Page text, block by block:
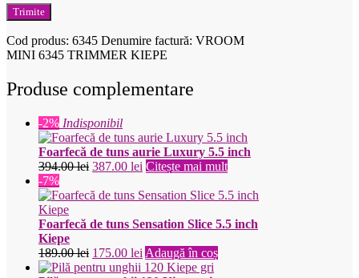
Cod produs: 6345 Denumire factură: VROOM
MINI 6345 TRIMMER KIEPE
Produse complementare
-2% Indisponibil
Foarfecă de tuns aurie Luxury 5.5 inch
394.00lei Prețul
a
394.00 lei.
387.00 lei Prețul
este:
Citește mai mult
-7%
Foarfecă de tuns Sensation Slice 5.5 inch
Kiepe
189.00lei Prețul
inițial
175.00 lei Prețul
curent
Adaugă în coș